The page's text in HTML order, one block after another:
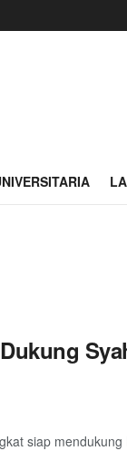
siap mendukung